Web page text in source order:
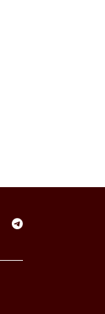
Telegram